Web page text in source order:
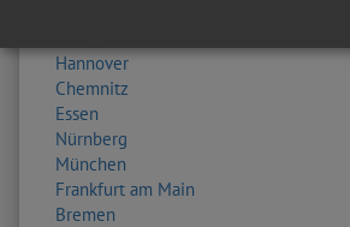
Hannover
Chemnitz
Essen
Nürnberg
München
Frankfurt am Main
Bremen